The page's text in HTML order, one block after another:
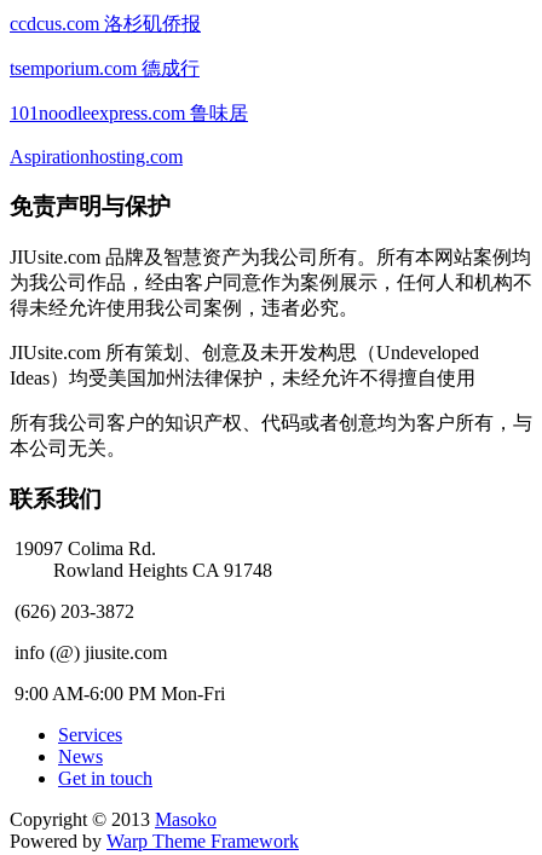
ccdcus.com 洛杉矶侨报
tsemporium.com 德成行
101noodleexpress.com 鲁味居
Aspirationhosting.com
免责声明与保护
JIUsite.com 品牌及智慧资产为我公司所有。所有本网站案例均
为我公司作品，经由客户同意作为案例展示，任何人和机构不
得未经允许使用我公司案例，违者必究。
JIUsite.com 所有策划、创意及未开发构思（Undeveloped
Ideas）均受美国加州法律保护，未经允许不得擅自使用
所有我公司客户的知识产权、代码或者创意均为客户所有，与
本公司无关。
联系我们
19097 Colima Rd.
Rowland Heights CA 91748
(626) 203-3872
info (@) jiusite.com
9:00 AM-6:00 PM Mon-Fri
Services
News
Get in touch
Copyright © 2013 Masoko
Powered by Warp Theme Framework